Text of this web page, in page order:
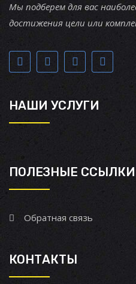
Мы подберем для вас
достижения цели или
НАШИ УСЛУГИ
ПОЛЕЗНЫЕ ССЫЛКИ
Обратная связь
КОНТАКТЫ